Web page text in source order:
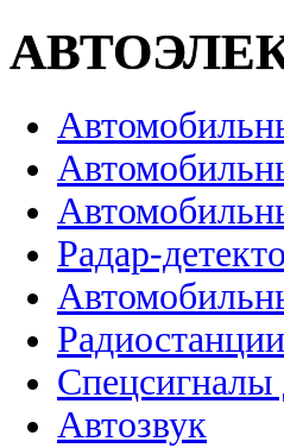
Радар-
Радиостанции
Спецсигналы
Автозвук